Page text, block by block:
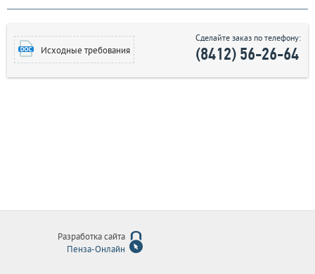
Исходные требования
Сделайте заказ по телефону:
(8412) 56-26-64
Разработка сайта
Пенза-Онлайн